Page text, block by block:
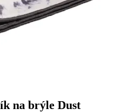
na brýle Dust